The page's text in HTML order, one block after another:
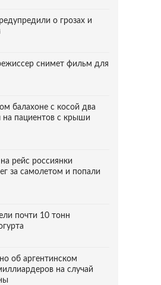
о грозах и
снимет фильм для
балахоне с косой два
на пациентов с крыши
рейс россиянки
за самолетом и попали
почти 10 тонн
об аргентинском
на случай